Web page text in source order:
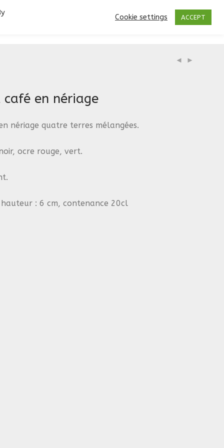
en nériage
nériage quatre terres mélangées.
ocre rouge, vert.
: 6 cm, contenance 20cl
Cookie settings ACCEPT